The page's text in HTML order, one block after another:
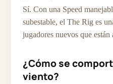
Sí. Con una Speed
subestable, el The Rig es
jugadores nuevos que
¿Cómo se
viento?